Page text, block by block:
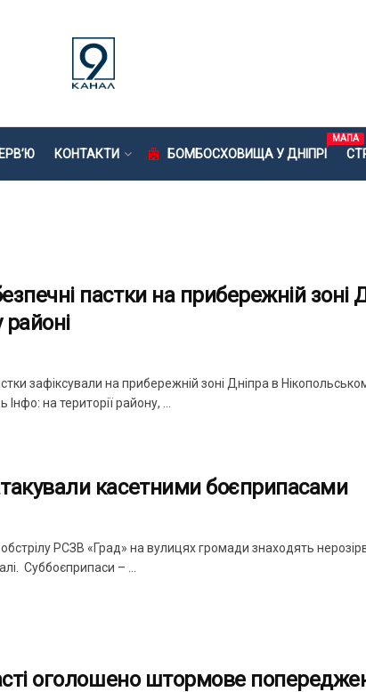
КОНТАКТИ БОМБОСХОВИЩА У ДНІПРІ
МАПА
пастки на прибережній зоні
зафіксували на прибережній зоні Дніпра в
на території району, ...
касетними боєприпасами
обстрілу РСЗВ «Град» на вулицях громади знаходять
Суббоєприпаси – ...
оголошено штормове